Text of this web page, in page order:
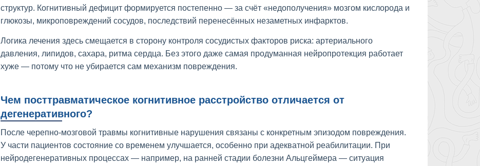
структур. Когнитивный дефицит формируется постепенно — за счёт «недополучения» мозгом кислорода и
глюкозы, микроповреждений сосудов, последствий перенесённых незаметных инфарктов.
Логика лечения здесь смещается в сторону контроля сосудистых факторов риска: артериального
давления, липидов, сахара, ритма сердца. Без этого даже самая продуманная нейропротекция работает
хуже — потому что не убирается сам механизм повреждения.
Чем посттравматическое когнитивное расстройство отличается от
дегенеративного?
После черепно-мозговой травмы когнитивные нарушения связаны с конкретным эпизодом повреждения.
У части пациентов состояние со временем улучшается, особенно при адекватной реабилитации. При
нейродегенеративных процессах — например, на ранней стадии болезни Альцгеймера — ситуация